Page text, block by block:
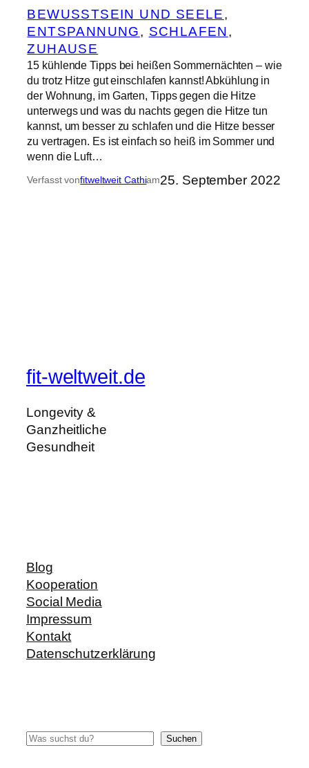
BEWUSSTSEIN UND SEELE
ENTSPANNUNG, SCHLAFEN
ZUHAUSE
15 kühlende Tipps bei heißen Sommernächten – wie
du trotz Hitze gut einschlafen kannst! Abkühlung in
der Wohnung, im Garten, Tipps gegen die Hitze
unterwegs und was du nachts gegen die Hitze tun
kannst, um besser zu schlafen und die Hitze besser
zu vertragen. Es ist einfach so heiß im Sommer und
wenn die Luft…
Verfasst vonfitweltweit Cathiam25. September 2022
fit-weltweit.de
Longevity &
Ganzheitliche
Gesundheit
Blog
Kooperation
Social Media
Impressum
Kontakt
Datenschutzerklärung
Suchen Suchen